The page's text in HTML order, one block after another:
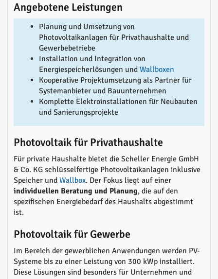
Angebotene Leistungen
Planung und Umsetzung von
Photovoltaikanlagen für Privathaushalte und
Gewerbebetriebe
Installation und Integration von
Energiespeicherlösungen und Wallboxen
Kooperative Projektumsetzung als Partner für
Systemanbieter und Bauunternehmen
Komplette Elektroinstallationen für Neubauten
und Sanierungsprojekte
Photovoltaik für Privathaushalte
Für private Haushalte bietet die Scheller Energie GmbH
& Co. KG schlüsselfertige Photovoltaikanlagen inklusive
Speicher und Wallbox. Der Fokus liegt auf einer
individuellen Beratung und Planung, die auf den
spezifischen Energiebedarf des Haushalts abgestimmt
ist.
Photovoltaik für Gewerbe
Im Bereich der gewerblichen Anwendungen werden PV-
Systeme bis zu einer Leistung von 300 kWp installiert.
Diese Lösungen sind besonders für Unternehmen und